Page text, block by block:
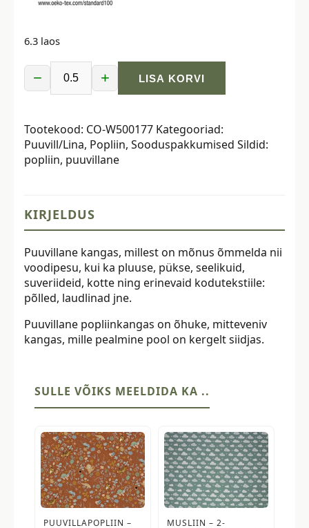
6.3 laos
−
Puuvillapopliin,
õunad
kogus
+ LISA KORVI
Tootekood: CO-W500177 Kategooriad:
Puuvill/Lina, Popliin, Sooduspakkumised Sildid:
popliin, puuvillane
KIRJELDUS
Puuvillane kangas, millest on mõnus õmmelda nii
voodipesu, kui ka pluuse, pükse, seelikuid,
suveriideid, kotte ning erinevaid kodutekstiile:
põlled, laudlinad jne.
Puuvillane popliinkangas on õhuke, mitteveniv
kangas, mille pealmine pool on kergelt siidjas.
SULLE VÕIKS MEELDIDA KA ..
PUUVILLAPOPLIIN –
MUSLIIN – 2-